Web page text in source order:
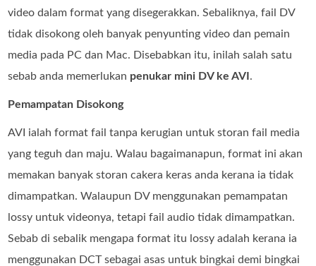
video dalam format yang disegerakkan. Sebaliknya, fail DV
tidak disokong oleh banyak penyunting video dan pemain
media pada PC dan Mac. Disebabkan itu, inilah salah satu
sebab anda memerlukan penukar mini DV ke AVI .
Pemampatan Disokong
AVI ialah format fail tanpa kerugian untuk storan fail media
yang teguh dan maju. Walau bagaimanapun, format ini akan
memakan banyak storan cakera keras anda kerana ia tidak
dimampatkan. Walaupun DV menggunakan pemampatan
lossy untuk videonya, tetapi fail audio tidak dimampatkan.
Sebab di sebalik mengapa format itu lossy adalah kerana ia
menggunakan DCT sebagai asas untuk bingkai demi bingkai